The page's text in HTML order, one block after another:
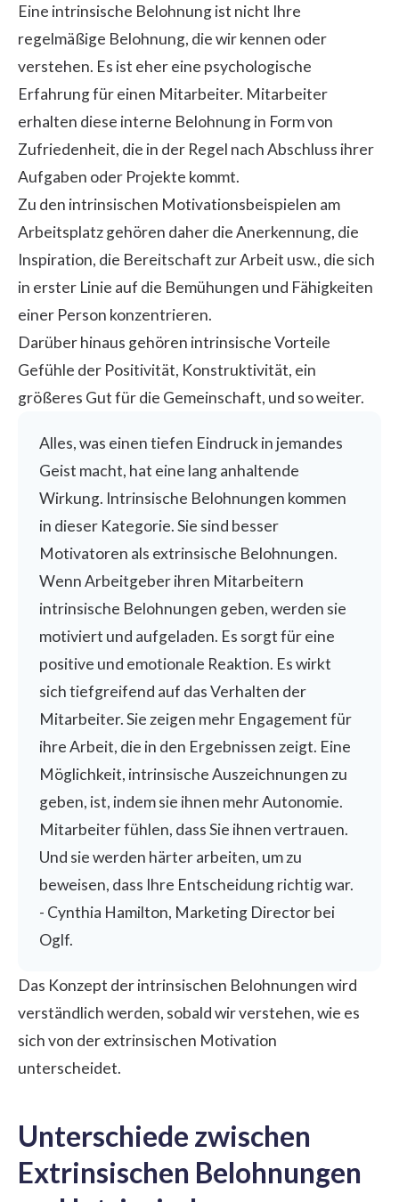
Eine intrinsische Belohnung ist nicht Ihre
regelmäßige Belohnung, die wir kennen oder
verstehen. Es ist eher eine psychologische
Erfahrung für einen Mitarbeiter. Mitarbeiter
erhalten diese interne Belohnung in Form von
Zufriedenheit, die in der Regel nach Abschluss ihrer
Aufgaben oder Projekte kommt.
Zu den intrinsischen Motivationsbeispielen am
Arbeitsplatz gehören daher die Anerkennung, die
Inspiration, die Bereitschaft zur Arbeit usw., die sich
in erster Linie auf die Bemühungen und Fähigkeiten
einer Person konzentrieren.
Darüber hinaus gehören intrinsische Vorteile
Gefühle der Positivität, Konstruktivität, ein
größeres Gut für die Gemeinschaft, und so weiter.
Alles, was einen tiefen Eindruck in jemandes
Geist macht, hat eine lang anhaltende
Wirkung. Intrinsische Belohnungen kommen
in dieser Kategorie. Sie sind besser
Motivatoren als extrinsische Belohnungen.
Wenn Arbeitgeber ihren Mitarbeitern
intrinsische Belohnungen geben, werden sie
motiviert und aufgeladen. Es sorgt für eine
positive und emotionale Reaktion. Es wirkt
sich tiefgreifend auf das Verhalten der
Mitarbeiter. Sie zeigen mehr Engagement für
ihre Arbeit, die in den Ergebnissen zeigt. Eine
Möglichkeit, intrinsische Auszeichnungen zu
geben, ist, indem sie ihnen mehr Autonomie.
Mitarbeiter fühlen, dass Sie ihnen vertrauen.
Und sie werden härter arbeiten, um zu
beweisen, dass Ihre Entscheidung richtig war.
- Cynthia Hamilton, Marketing Director bei
Oglf.
Das Konzept der intrinsischen Belohnungen wird
verständlich werden, sobald wir verstehen, wie es
sich von der extrinsischen Motivation
unterscheidet.
Unterschiede zwischen
Extrinsischen Belohnungen